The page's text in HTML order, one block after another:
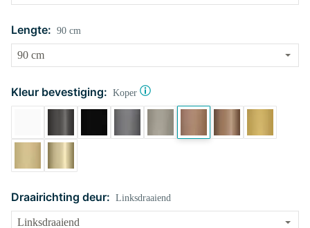
Lengte: 90 cm
Kleur bevestiging: Koper
Draairichting deur: Linksdraaiend